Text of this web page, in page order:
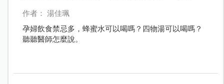
作者： 湯佳珮
孕婦飲食禁忌多，蜂蜜水可以喝嗎？四物湯可以喝嗎？
聽聽醫師怎麼說。